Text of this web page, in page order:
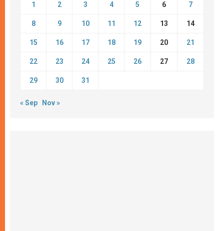
1 2 3 4 5 6 7
8 9 10 11 12 13 14
15 16 17 18 19 20 21
22 23 24 25 26 27 28
29 30 31
« Sep Nov »